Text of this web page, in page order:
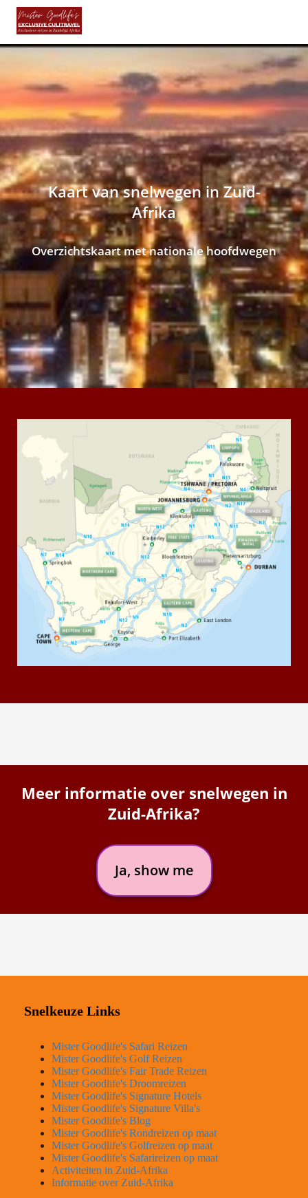
Kaart van snelwegen in Zuid-
Afrika
Overzichtskaart met nationale hoofdwegen
Meer informatie over snelwegen in
Zuid-Afrika?
Ja, show me
Snelkeuze Links
Mister Goodlife's Safari Reizen
Mister Goodlife's Golf Reizen
Mister Goodlife's Fair Trade Reizen
Mister Goodlife's Droomreizen
Mister Goodlife's Signature Hotels
Mister Goodlife's Signature Villa's
Mister Goodlife's Blog
Mister Goodlife's Rondreizen op maat
Mister Goodlife's Golfreizen op maat
Mister Goodlife's Safarireizen op maat
Activiteiten in Zuid-Afrika
Informatie over Zuid-Afrika